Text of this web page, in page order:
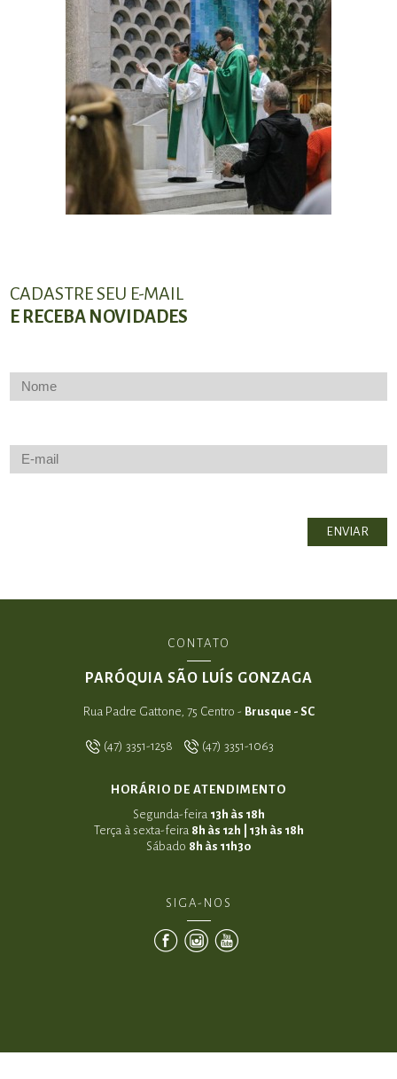
CADASTRE SEU E-MAIL
E RECEBA NOVIDADES
CONTATO
PARÓQUIA SÃO LUÍS GONZAGA
Rua Padre Gattone, 75 Centro - Brusque - SC
(47) 3351-1258 (47) 3351-1063
HORÁRIO DE ATENDIMENTO
Segunda-feira 13h às 18h
Terça à sexta-feira 8h às 12h | 13h às 18h
Sábado 8h às 11h30
SIGA-NOS